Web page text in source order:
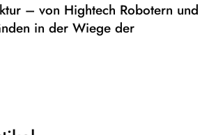
– von Hightech Robotern und
in der Wiege der